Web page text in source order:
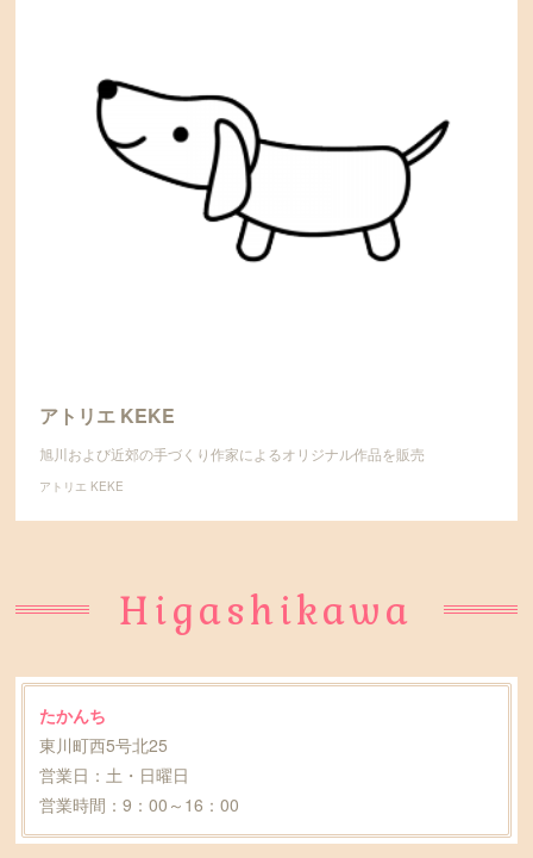
アトリエ KEKE
旭川および近郊の手づくり作家によるオリジナル作品を販売
アトリエ KEKE
Higashikawa
たかんち
東川町西5号北25
営業日：土・日曜日
営業時間：9：00～16：00